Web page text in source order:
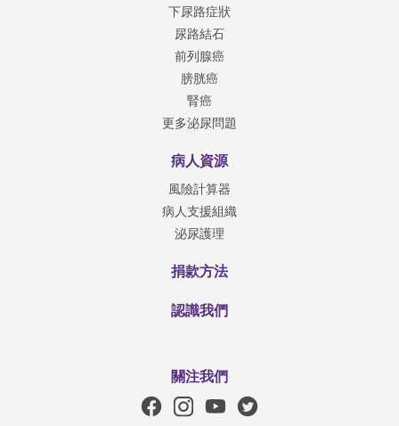
下尿路症狀
尿路結石
前列腺癌
膀胱癌
腎癌
更多泌尿問題
病人資源
風險計算器
病人支援組織
泌尿護理
捐款方法
認識我們
關注我們